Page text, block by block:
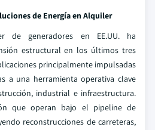
de Energía en Alquiler
de generadores en EE.UU. ha
estructural en los últimos tres
principalmente impulsadas
a una herramienta operativa clave
industrial e infraestructura.
que operan bajo el pipeline de
reconstrucciones de carreteras,